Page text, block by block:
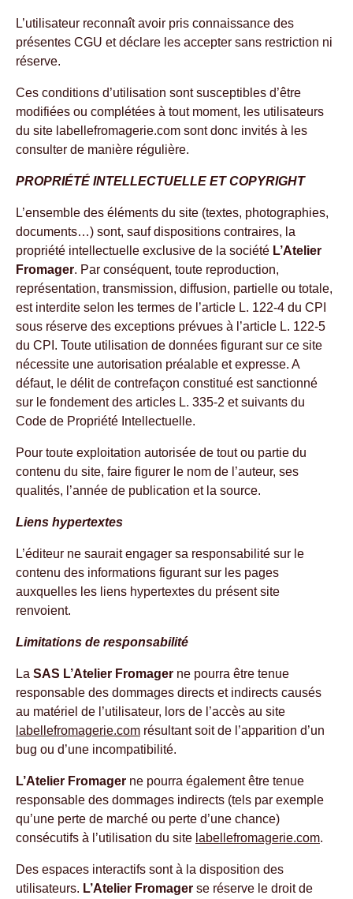
L’utilisateur reconnaît avoir pris connaissance des
présentes CGU et déclare les accepter sans restriction ni
réserve.
Ces conditions d’utilisation sont susceptibles d’être
modifiées ou complétées à tout moment, les utilisateurs
du site labellefromagerie.com sont donc invités à les
consulter de manière régulière.
PROPRIÉTÉ INTELLECTUELLE ET COPYRIGHT
L’ensemble des éléments du site (textes, photographies,
documents…) sont, sauf dispositions contraires, la
propriété intellectuelle exclusive de la société L’Atelier
Fromager. Par conséquent, toute reproduction,
représentation, transmission, diffusion, partielle ou totale,
est interdite selon les termes de l’article L. 122-4 du CPI
sous réserve des exceptions prévues à l’article L. 122-5
du CPI. Toute utilisation de données figurant sur ce site
nécessite une autorisation préalable et expresse. A
défaut, le délit de contrefaçon constitué est sanctionné
sur le fondement des articles L. 335-2 et suivants du
Code de Propriété Intellectuelle.
Pour toute exploitation autorisée de tout ou partie du
contenu du site, faire figurer le nom de l’auteur, ses
qualités, l’année de publication et la source.
Liens hypertextes
L’éditeur ne saurait engager sa responsabilité sur le
contenu des informations figurant sur les pages
auxquelles les liens hypertextes du présent site
renvoient.
Limitations de responsabilité
La SAS L’Atelier Fromager ne pourra être tenue
responsable des dommages directs et indirects causés
au matériel de l’utilisateur, lors de l’accès au site
labellefromagerie.com résultant soit de l’apparition d’un
bug ou d’une incompatibilité.
L’Atelier Fromager ne pourra également être tenue
responsable des dommages indirects (tels par exemple
qu’une perte de marché ou perte d’une chance)
consécutifs à l’utilisation du site labellefromagerie.com.
Des espaces interactifs sont à la disposition des
utilisateurs. L’Atelier Fromager se réserve le droit de